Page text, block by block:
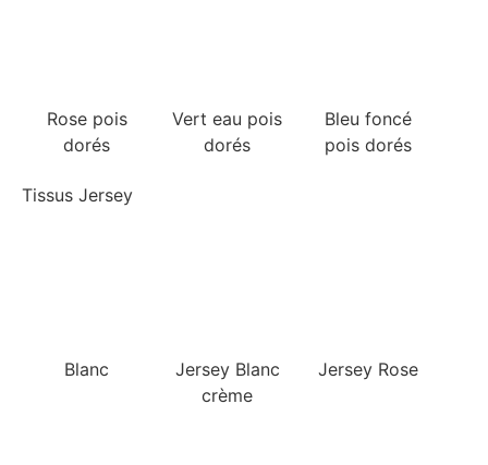
Rose pois
dorés
Vert eau pois
dorés
Bleu foncé
pois dorés
Tissus Jersey
Blanc
Jersey Blanc
crème
Jersey Rose